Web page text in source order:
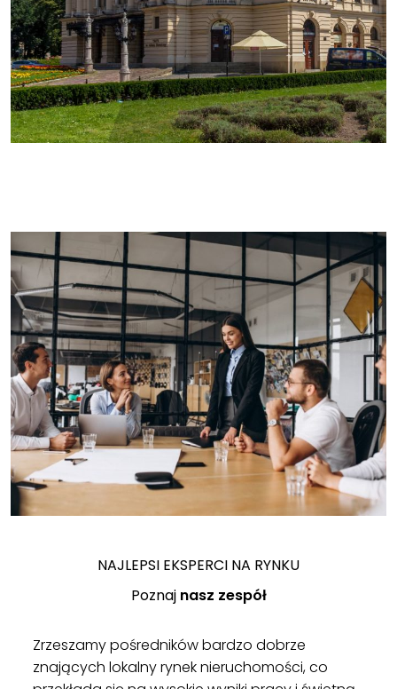
NAJLEPSI EKSPERCI NA RYNKU
Poznaj nasz zespół
Zrzeszamy pośredników bardzo dobrze
znających lokalny rynek nieruchomości, co